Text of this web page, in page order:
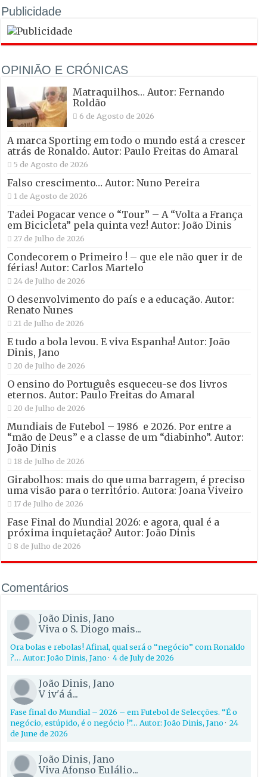
Publicidade
OPINIÃO E CRÓNICAS
Matraquilhos… Autor: Fernando
Roldão
6 de Agosto de 2026
A marca Sporting em todo o mundo está a crescer
atrás de Ronaldo. Autor: Paulo Freitas do Amaral
5 de Agosto de 2026
Falso crescimento… Autor: Nuno Pereira
1 de Agosto de 2026
Tadei Pogacar vence o “Tour” – A “Volta a França
em Bicicleta” pela quinta vez! Autor: João Dinis
27 de Julho de 2026
Condecorem o Primeiro ! – que ele não quer ir de
férias! Autor: Carlos Martelo
24 de Julho de 2026
O desenvolvimento do país e a educação. Autor:
Renato Nunes
21 de Julho de 2026
E tudo a bola levou. E viva Espanha! Autor: João
Dinis, Jano
20 de Julho de 2026
O ensino do Português esqueceu-se dos livros
eternos. Autor: Paulo Freitas do Amaral
20 de Julho de 2026
Mundiais de Futebol – 1986 e 2026. Por entre a
“mão de Deus” e a classe de um “diabinho”. Autor:
João Dinis
18 de Julho de 2026
Girabolhos: mais do que uma barragem, é preciso
uma visão para o território. Autora: Joana Viveiro
17 de Julho de 2026
Fase Final do Mundial 2026: e agora, qual é a
próxima inquietação? Autor: João Dinis
8 de Julho de 2026
Comentários
João Dinis, Jano
Viva o S. Diogo mais...
Ora bolas e rebolas! Afinal, qual será o “negócio” com Ronaldo
?… Autor: João Dinis, Jano·4 de July de 2026
João Dinis, Jano
V iv'á á...
Fase final do Mundial – 2026 – em Futebol de Selecções. “É o
negócio, estúpido, é o negócio !”… Autor: João Dinis, Jano·24
de June de 2026
João Dinis, Jano
Viva Afonso Eulálio...